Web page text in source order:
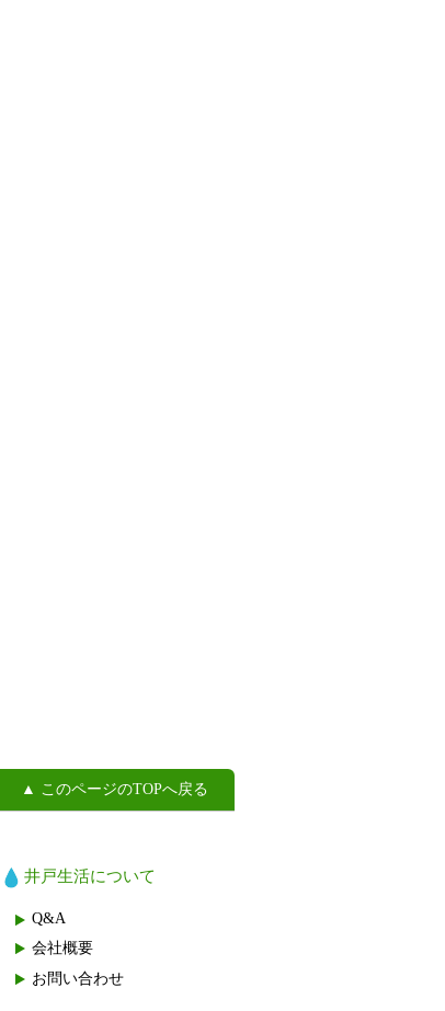
▲ このページのTOPへ戻る
井戸生活について
Q&A
会社概要
お問い合わせ